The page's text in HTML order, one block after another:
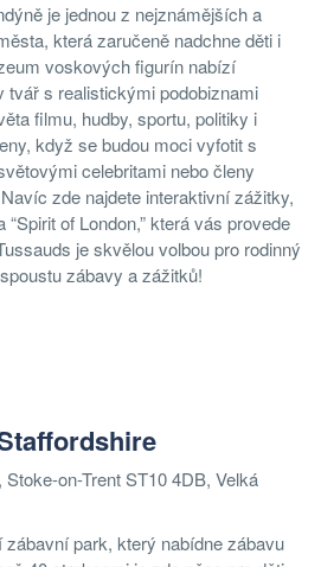
je jednou z nejznámějších a
která zaručeně nadchne děti i
voskových figurín nabízí
s realistickými podobiznami
filmu, hudby, sportu, politiky i
když se budou moci vyfotit s
celebritami nebo členy
zde najdete interaktivní zážitky,
of London,” která vás provede
je skvělou volbou pro rodinný
zábavy a zážitků!
Stoke-on-Trent ST10 4DB, Velká
zábavní park, který nabídne zábavu